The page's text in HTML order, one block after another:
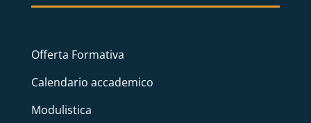
Offerta Formativa
Calendario accademico
Modulistica